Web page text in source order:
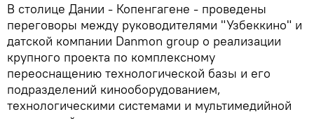
В столице Дании - Копенгагене - проведены
переговоры между руководителями "Узбеккино" и
датской компании Danmon grouр о реализации
крупного проекта по комплексному
переоснащению технологической базы и его
подразделений кинооборудованием,
технологическими системами и мультимедийной